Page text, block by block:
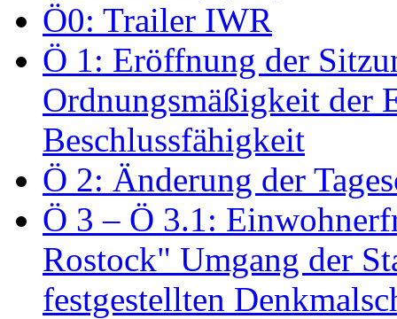
Ö0: Trailer IWR
Ö 1: Eröffnung der
Ordnungsmäßigkeit der
Beschlussfähigkeit
Ö 2: Änderung der
Ö 3 – Ö 3.1:
Rostock" Umgang der
festgestellten